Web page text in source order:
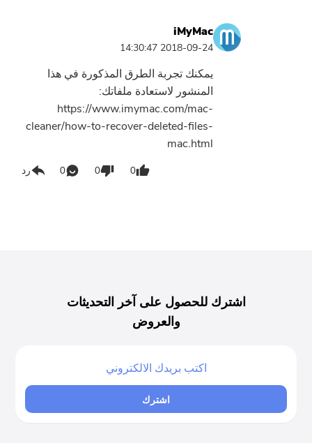
iMyMac
2018-09-24 14:30:47
يمكنك تجربة الطرق المذكورة في هذا
المنشور لاستعادة ملفاتك:
https://www.imymac.com/mac-
cleaner/how-to-recover-deleted-files-
mac.html
0
0
0 رد
اشترك للحصول على آخر التحديثات
والعروض
اشترك